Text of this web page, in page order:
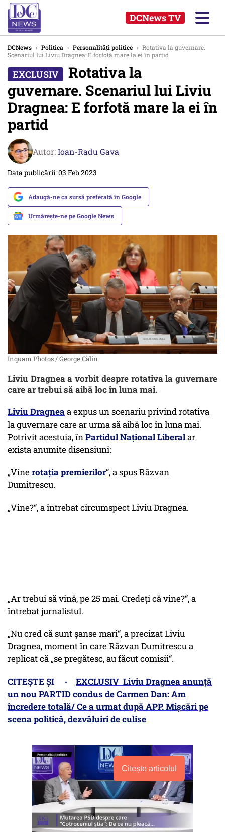
DCNews TV
DCNews › Politica › Personalități politice › Rotativa la guvernare.
Scenariul lui Liviu Dragnea: E forfotă mare la ei în partid
Rotativa la
guvernare. Scenariul lui Liviu
Dragnea: E forfotă mare la ei în
partid
Autor:Ioan-Radu Gava
Data publicării: 03 Feb 2023
Adaugă-ne ca sursă preferată în Google
Urmărește-ne pe Google News
Inquam Photos / George Călin
Liviu Dragnea a vorbit despre rotativa la guvernare
care ar trebui să aibă loc în luna mai.
Liviu Dragneaa expus un scenariu privind rotativa
la guvernare care ar urma să aibă loc în luna mai.
Potrivit acestuia, înPartidul Național Liberalar
exista anumite disensiuni:
„Vinerotația premierilor“, a spus Răzvan
Dumitrescu.
„Vine?“, a întrebat circumspect Liviu Dragnea.
„Ar trebui să vină, pe 25 mai. Credeți că vine?“, a
întrebat jurnalistul.
„Nu cred că sunt șanse mari“, a precizat Liviu
Dragnea, moment în care Răzvan Dumitrescu a
replicat că „se pregătesc, au făcut comisii“.
CITEȘTE ȘI - EXCLUSIV Liviu Dragnea anunță
un nou PARTID condus de Carmen Dan: Am
încredere totală/ Ce a urmat după APP. Mișcări pe
scena politică, dezvăluiri de culise
Citește articolul